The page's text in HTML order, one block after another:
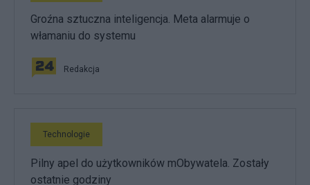
Groźna sztuczna inteligencja. Meta alarmuje o
włamaniu do systemu
Redakcja
Technologie
Pilny apel do użytkowników mObywatela. Zostały
ostatnie godziny